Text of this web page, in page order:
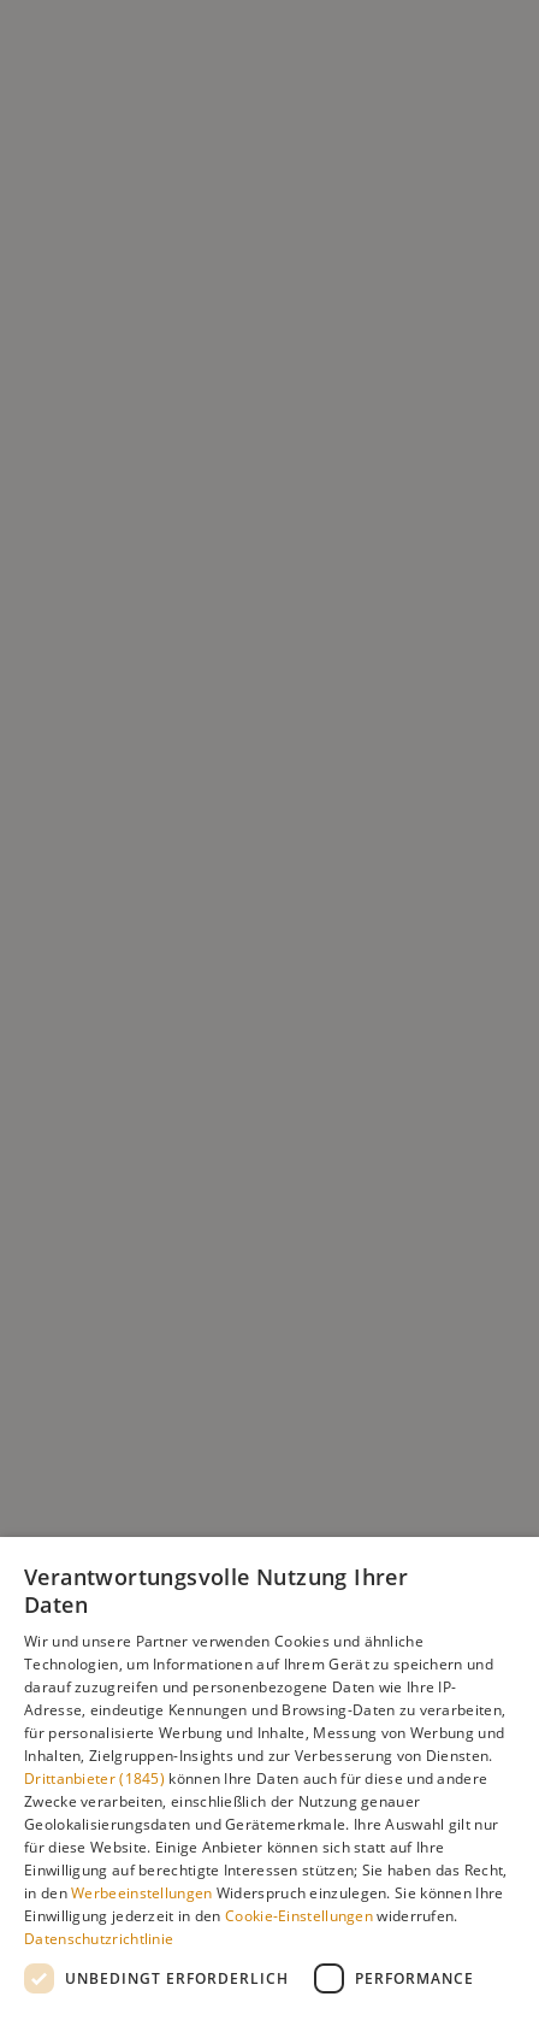
Verantwortungsvolle Nutzung Ihrer
Daten
Wir und unsere Partner verwenden Cookies und ähnliche
Technologien, um Informationen auf Ihrem Gerät zu speichern und
darauf zuzugreifen und personenbezogene Daten wie Ihre IP-
Adresse, eindeutige Kennungen und Browsing-Daten zu verarbeiten,
für personalisierte Werbung und Inhalte, Messung von Werbung und
Inhalten, Zielgruppen-Insights und zur Verbesserung von Diensten.
Drittanbieter (1845) können Ihre Daten auch für diese und andere
Zwecke verarbeiten, einschließlich der Nutzung genauer
Geolokalisierungsdaten und Gerätemerkmale. Ihre Auswahl gilt nur
für diese Website. Einige Anbieter können sich statt auf Ihre
Einwilligung auf berechtigte Interessen stützen; Sie haben das Recht,
in denWerbeeinstellungen Widerspruch einzulegen. Sie können Ihre
Einwilligung jederzeit in denCookie-Einstellungenwiderrufen.
Datenschutzrichtlinie
UNBEDINGT ERFORDERLICH
PERFORMANCE